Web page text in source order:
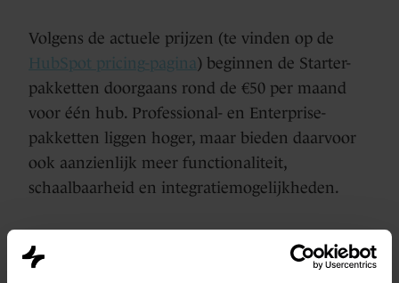
Volgens de actuele prijzen (te vinden op de
HubSpot pricing -pagina) beginnen de Starter-
pakketten doorgaans rond de €50 per maand
voor één hub. Professional- en Enterprise-
pakketten liggen hoger, maar bieden daarvoor
ook aanzienlijk meer functionaliteit,
schaalbaarheid en integratiemogelijkheden.
De totale kosten zijn afhankelijk van: